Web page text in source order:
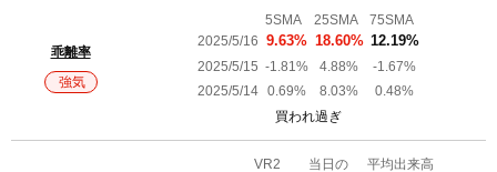
乖離率
強気
5SMA 25SMA
75SMA
2025/5/16 9.63% 18.60% 12.19%
2025/5/15 -1.81% 4.88%
-1.67%
2025/5/14
0.69% 8.03%
0.48%
買われ過ぎ
VR2
当日の
平均出来高